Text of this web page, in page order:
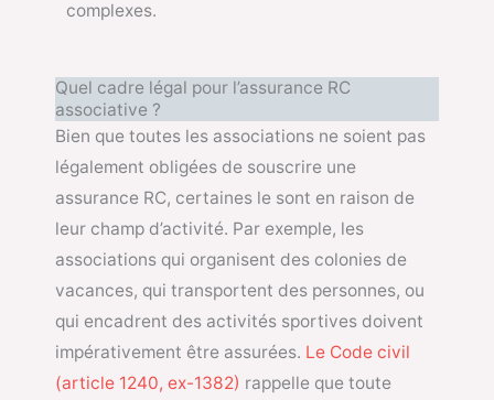
complexes.
Quel cadre légal pour l’assurance RC
associative ?
Bien que toutes les associations ne soient pas
légalement obligées de souscrire une
assurance RC, certaines le sont en raison de
leur champ d’activité. Par exemple, les
associations qui organisent des colonies de
vacances, qui transportent des personnes, ou
qui encadrent des activités sportives doivent
impérativement être assurées. Le Code civil
(article 1240, ex-1382) rappelle que toute